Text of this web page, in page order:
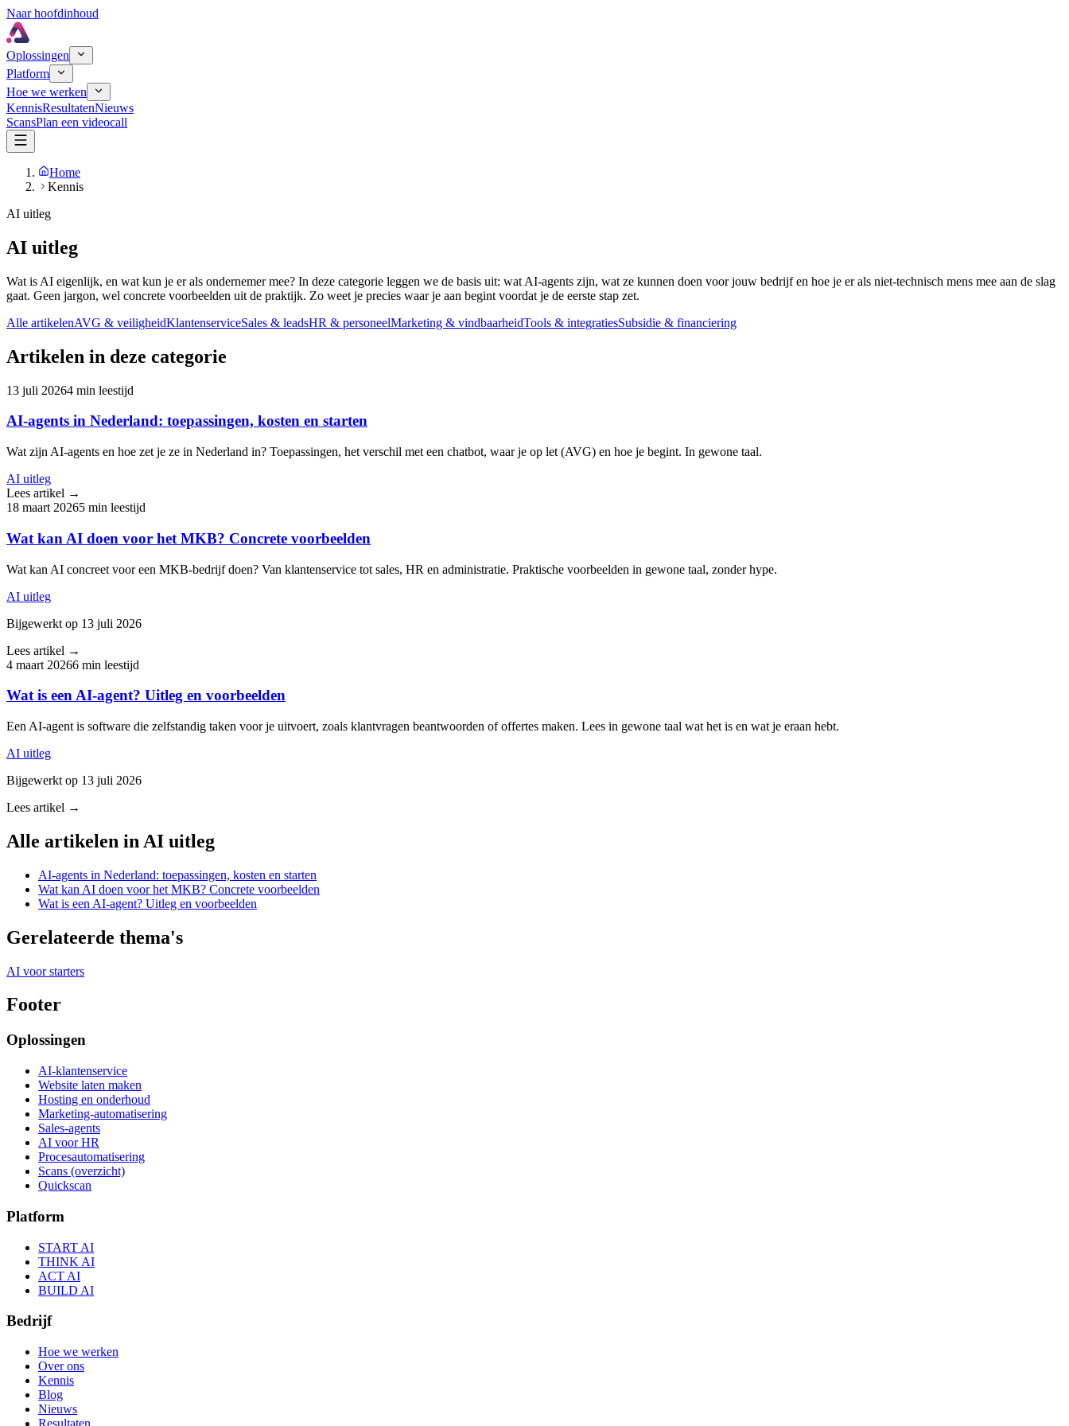
Naar hoofdinhoud
Oplossingen
Platform
Hoe we werken
KennisResultatenNieuws
ScansPlan een videocall
Home
Kennis
AI uitleg
AI uitleg
Wat is AI eigenlijk, en wat kun je er als ondernemer mee? In deze categorie leggen we de basis uit: wat AI-agents zijn, wat ze kunnen doen voor jouw bedrijf en hoe je er als niet-technisch mens mee aan de slag
gaat. Geen jargon, wel concrete voorbeelden uit de praktijk. Zo weet je precies waar je aan begint voordat je de eerste stap zet.
Alle artikelenAVG & veiligheidKlantenserviceSales & leadsHR & personeelMarketing & vindbaarheidTools & integratiesSubsidie & financiering
Artikelen in deze categorie
13 juli 20264 min leestijd
AI-agents in Nederland: toepassingen, kosten en starten
Wat zijn AI-agents en hoe zet je ze in Nederland in? Toepassingen, het verschil met een chatbot, waar je op let (AVG) en hoe je begint. In gewone taal.
AI uitleg
Lees artikel →
18 maart 20265 min leestijd
Wat kan AI doen voor het MKB? Concrete voorbeelden
Wat kan AI concreet voor een MKB-bedrijf doen? Van klantenservice tot sales, HR en administratie. Praktische voorbeelden in gewone taal, zonder hype.
AI uitleg
Bijgewerkt op 13 juli 2026
Lees artikel →
4 maart 20266 min leestijd
Wat is een AI-agent? Uitleg en voorbeelden
Een AI-agent is software die zelfstandig taken voor je uitvoert, zoals klantvragen beantwoorden of offertes maken. Lees in gewone taal wat het is en wat je eraan hebt.
AI uitleg
Bijgewerkt op 13 juli 2026
Lees artikel →
Alle artikelen in AI uitleg
AI-agents in Nederland: toepassingen, kosten en starten
Wat kan AI doen voor het MKB? Concrete voorbeelden
Wat is een AI-agent? Uitleg en voorbeelden
Gerelateerde thema's
AI voor starters
Footer
Oplossingen
AI-klantenservice
Website laten maken
Hosting en onderhoud
Marketing-automatisering
Sales-agents
AI voor HR
Procesautomatisering
Scans (overzicht)
Quickscan
Platform
START AI
THINK AI
ACT AI
BUILD AI
Bedrijf
Hoe we werken
Over ons
Kennis
Blog
Nieuws
Resultaten